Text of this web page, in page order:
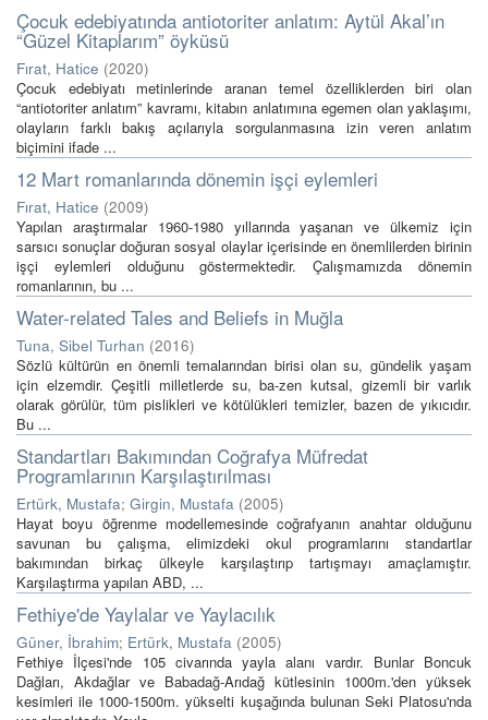
Çocuk edebiyatında antiotoriter anlatım: Aytül Akal’ın
“Güzel Kitaplarım” öyküsü
Fırat, Hatice (2020)
Çocuk edebiyatı metinlerinde aranan temel özelliklerden biri olan
“antiotoriter anlatım” kavramı, kitabın anlatımına egemen olan yaklaşımı,
olayların farklı bakış açılarıyla sorgulanmasına izin veren anlatım
biçimini ifade ...
12 Mart romanlarında dönemin işçi eylemleri
Fırat, Hatice (2009)
Yapılan araştırmalar 1960-1980 yıllarında yaşanan ve ülkemiz için
sarsıcı sonuçlar doğuran sosyal olaylar içerisinde en önemlilerden birinin
işçi eylemleri olduğunu göstermektedir. Çalışmamızda dönemin
romanlarının, bu ...
Water-related Tales and Beliefs in Muğla
Tuna, Sibel Turhan (2016)
Sözlü kültürün en önemli temalarından birisi olan su, gündelik yaşam
için elzemdir. Çeşitli milletlerde su, ba-zen kutsal, gizemli bir varlık
olarak görülür, tüm pislikleri ve kötülükleri temizler, bazen de yıkıcıdır.
Bu ...
Standartları Bakımından Coğrafya Müfredat
Programlarının Karşılaştırılması
Ertürk, Mustafa; Girgin, Mustafa (2005)
Hayat boyu öğrenme modellemesinde coğrafyanın anahtar olduğunu
savunan bu çalışma, elimizdeki okul programlarını standartlar
bakımından birkaç ülkeyle karşılaştırıp tartışmayı amaçlamıştır.
Karşılaştırma yapılan ABD, ...
Fethiye'de Yaylalar ve Yaylacılık
Güner, İbrahim; Ertürk, Mustafa (2005)
Fethiye İlçesi'nde 105 civarında yayla alanı vardır. Bunlar Boncuk
Dağları, Akdağlar ve Babadağ-Arıdağ kütlesinin 1000m.'den yüksek
kesimleri ile 1000-1500m. yükselti kuşağında bulunan Seki Platosu'nda